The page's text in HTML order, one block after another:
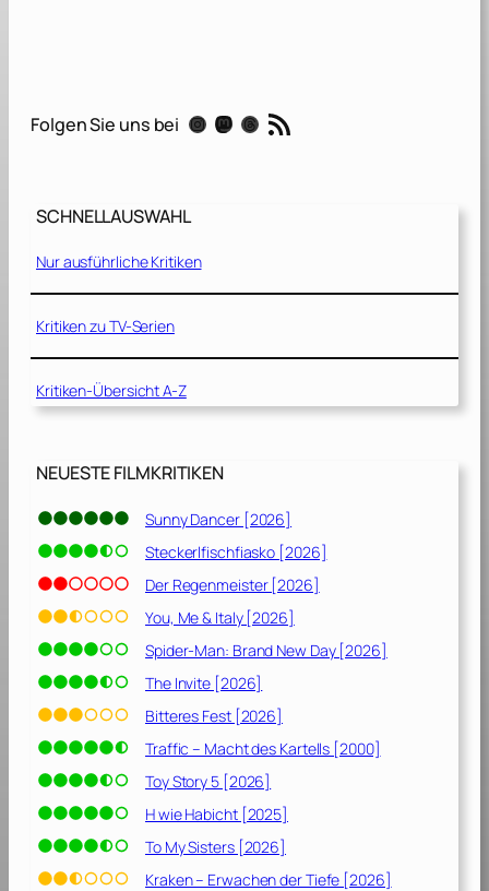
r
i
o
t
f
m
)
2
0
]
Folgen Sie uns bei Instagram Mastodon Threads RSS-Feed
SCHNELLAUSWAHL
Nur ausführliche Kritiken
Kritiken zu TV-Serien
Kritiken-Übersicht A-Z
NEUESTE FILMKRITIKEN
Sunny Dancer [2026]
Steckerlfischfiasko [2026]
Der Regenmeister [2026]
You, Me & Italy [2026]
Spider-Man: Brand New Day [2026]
The Invite [2026]
Bitteres Fest [2026]
Traffic – Macht des Kartells [2000]
Toy Story 5 [2026]
H wie Habicht [2025]
To My Sisters [2026]
Kraken – Erwachen der Tiefe [2026]